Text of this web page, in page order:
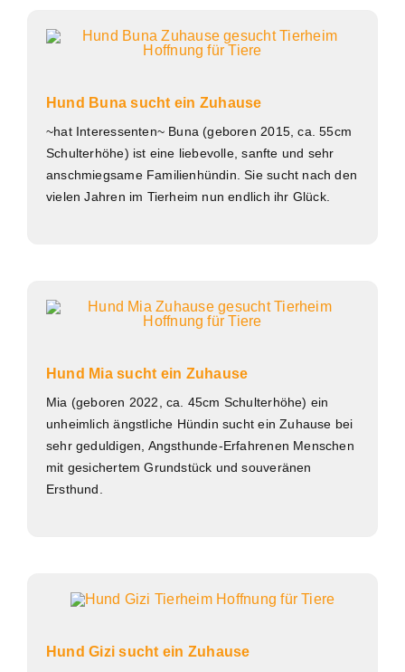
Hund Buna sucht ein Zuhause
~hat Interessenten~ Buna (geboren 2015, ca. 55cm
Schulterhöhe) ist eine liebevolle, sanfte und sehr
anschmiegsame Familienhündin. Sie sucht nach den
vielen Jahren im Tierheim nun endlich ihr Glück.
Hund Mia sucht ein Zuhause
Mia (geboren 2022, ca. 45cm Schulterhöhe) ein
unheimlich ängstliche Hündin sucht ein Zuhause bei
sehr geduldigen, Angsthunde-Erfahrenen Menschen
mit gesichertem Grundstück und souveränen
Ersthund.
Hund Gizi sucht ein Zuhause